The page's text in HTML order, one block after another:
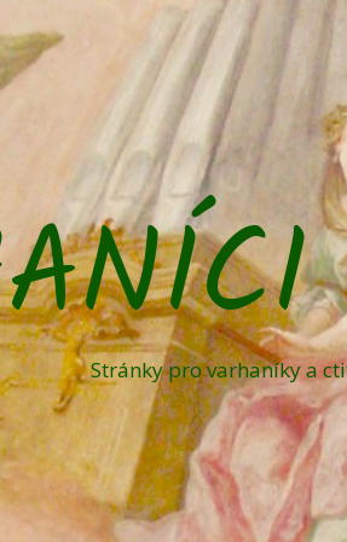
Stránky pro varhaníky a